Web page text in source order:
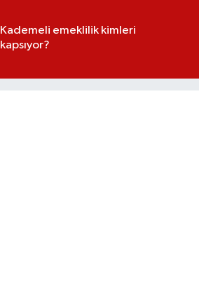
Kademeli emeklilik kimleri
kapsıyor?